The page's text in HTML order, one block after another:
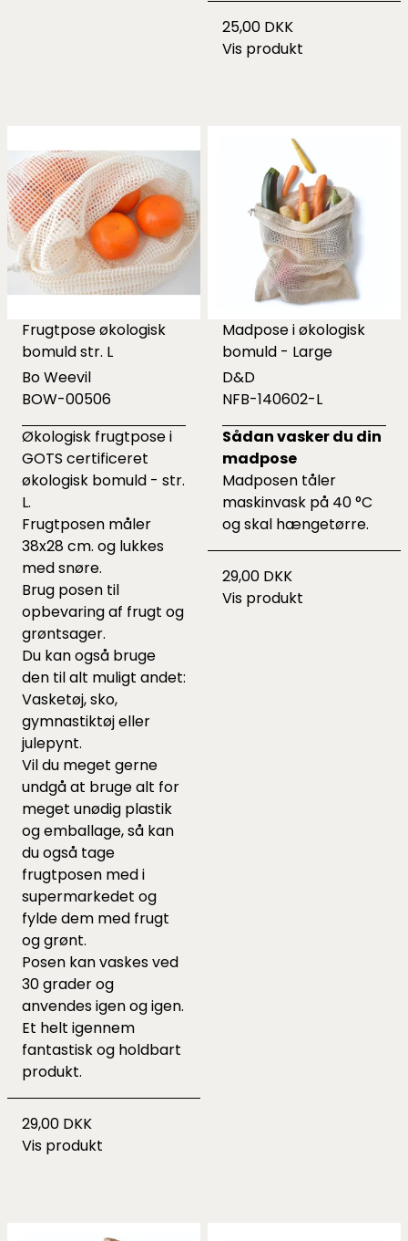
25,00 DKK
Vis produkt
Frugtpose økologisk
bomuld str. L
Bo Weevil
BOW-00506
Økologisk frugtpose i
GOTS certificeret
økologisk bomuld - str.
L.
Frugtposen måler
38x28 cm. og lukkes
med snøre.
Brug posen til
opbevaring af frugt og
grøntsager.
Du kan også bruge
den til alt muligt andet:
Vasketøj, sko,
gymnastiktøj eller
julepynt.
Vil du meget gerne
undgå at bruge alt for
meget unødig plastik
og emballage, så kan
du også tage
frugtposen med i
supermarkedet og
fylde dem med frugt
og grønt.
Posen kan vaskes ved
30 grader og
anvendes igen og igen.
Et helt igennem
fantastisk og holdbart
produkt.
29,00 DKK
Vis produkt
Madpose i økologisk
bomuld - Large
D&D
NFB-140602-L
Sådan vasker du din
madpose
Madposen tåler
maskinvask på 40 °C
og skal hængetørre.
29,00 DKK
Vis produkt